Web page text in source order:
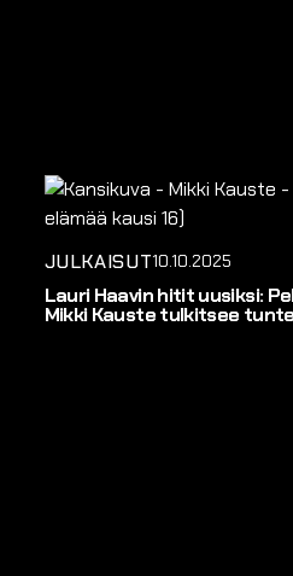
JULKAISUT10.10.2025
Lauri Haavin hitit uusiksi:
Mikki Kauste tulkitsee